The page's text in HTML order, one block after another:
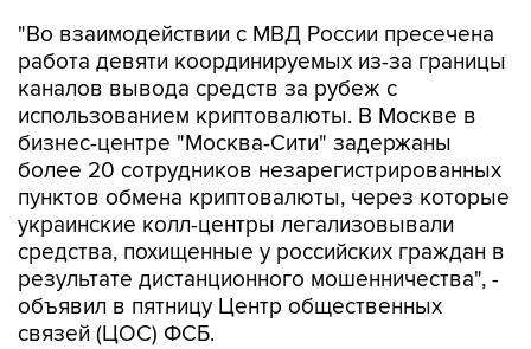
"Во взаимодействии с МВД России пресечена
работа девяти координируемых из-за границы
каналов вывода средств за рубеж с
использованием криптовалюты. В Москве в
бизнес-центре "Москва-Сити" задержаны
более 20 сотрудников незарегистрированных
пунктов обмена криптовалюты, через которые
украинские колл-центры легализовывали
средства, похищенные у российских граждан в
результате дистанционного мошенничества", -
объявил в пятницу Центр общественных
связей (ЦОС) ФСБ.